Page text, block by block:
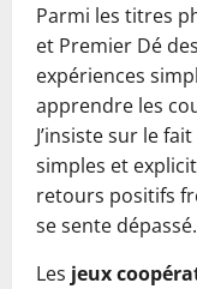
Parmi les titres
et Premier Dé
expériences
apprendre les
J’insiste sur le
simples et
retours positifs
se sente dépassé.
Les jeux